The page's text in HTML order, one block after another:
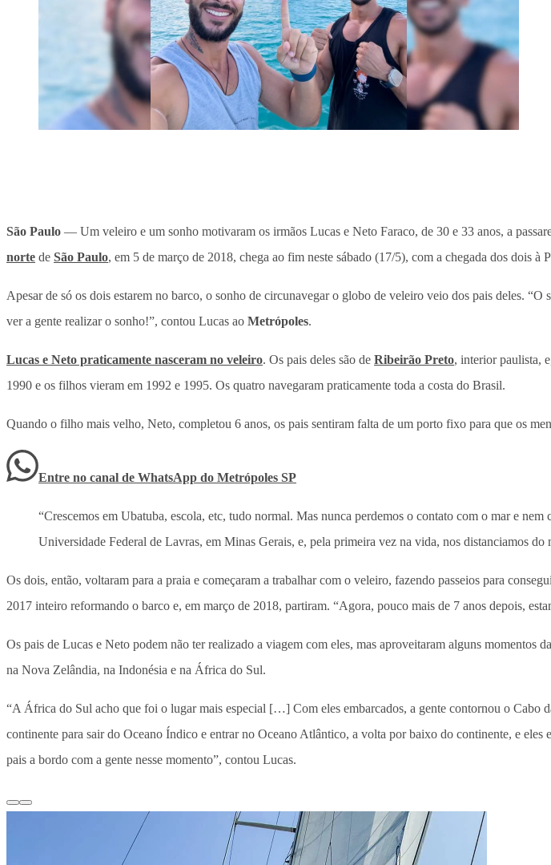
São Paulo — Um veleiro e um sonho motivaram os irmãos Lucas e Neto Faraco, de 30 e 33 anos, a
norte de São Paulo, em 5 de março de 2018, chega ao fim neste sábado (17/5), com a chegada dos dois à
Apesar de só os dois estarem no barco, o sonho de circunavegar o globo de veleiro veio dos pais deles.
ver a gente realizar o sonho!”, contou Lucas ao Metrópoles.
Lucas e Neto praticamente nasceram no veleiro. Os pais deles são de Ribeirão Preto, interior paulista,
1990 e os filhos vieram em 1992 e 1995. Os quatro navegaram praticamente toda a costa do Brasil.
Quando o filho mais velho, Neto, completou 6 anos, os pais sentiram falta de um porto fixo para que os
Entre no canal de WhatsApp do Metrópoles SP
“Crescemos em Ubatuba, escola, etc, tudo normal. Mas nunca perdemos o contato com o mar e
Universidade Federal de Lavras, em Minas Gerais, e, pela primeira vez na vida, nos distanciamos
Os dois, então, voltaram para a praia e começaram a trabalhar com o veleiro, fazendo passeios para
2017 inteiro reformando o barco e, em março de 2018, partiram. “Agora, pouco mais de 7 anos depois,
Os pais de Lucas e Neto podem não ter realizado a viagem com eles, mas aproveitaram alguns
na Nova Zelândia, na Indonésia e na África do Sul.
“A África do Sul acho que foi o lugar mais especial […] Com eles embarcados, a gente contornou o Cabo
continente para sair do Oceano Índico e entrar no Oceano Atlântico, a volta por baixo do continente, e
pais a bordo com a gente nesse momento”, contou Lucas.